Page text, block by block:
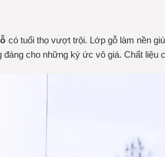
có tuổi thọ vượt trội. Lớp gỗ làm nền
cho những ký ức vô giá. Chất liệu